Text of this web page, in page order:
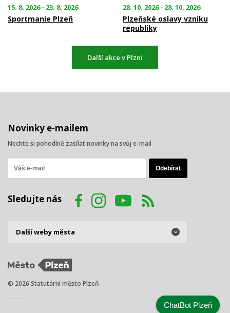
15. 8. 2026 - 23. 8. 2026
Sportmanie Plzeň
28. 10. 2026 - 28. 10. 2026
Plzeňské oslavy vzniku
republiky
Další akce v Plzni
Novinky e-mailem
Nechte si pohodlně zasílat novinky na svůj e-mail
Sledujte nás
© 2026 Statutární město Plzeň
ChatBot Plzeň